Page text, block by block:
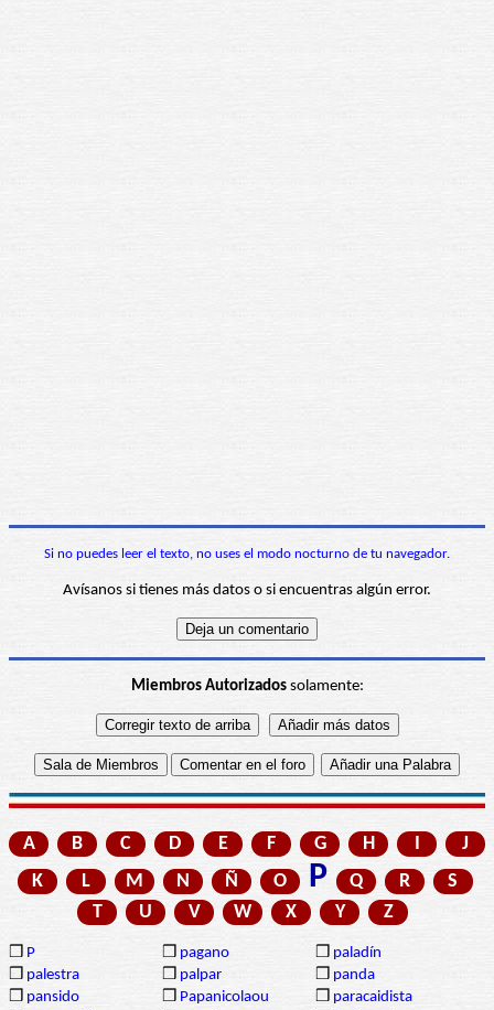
Si no puedes leer el texto, no uses el modo nocturno de tu navegador.
Avísanos si tienes más datos o si encuentras algún error.
Miembros Autorizadossolamente:
A B C D E F G H I
J
K
L M N Ñ O P Q R
S
T
U V W X Y Z
❒ P ❒ pagano ❒ paladín
❒ palestra ❒ palpar ❒ panda
❒ pansido ❒ Papanicolaou ❒ paracaidista